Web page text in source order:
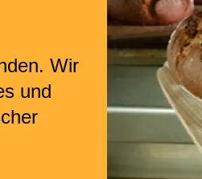
Wir
und